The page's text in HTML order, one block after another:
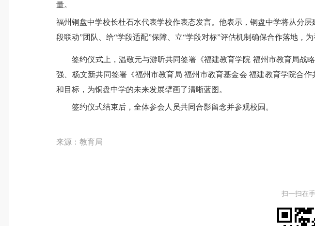
量。
福州铜盘中学校长杜石水代表学校作表态发言。他表示，铜盘中学将从分
段联动”团队、给“学段适配”保障、立“学段对标”评估机制确保合作落地，
签约仪式上，温敬元与游昕共同签署《福建教育学院 福州市教育局战
强、 杨文新共同签署《福州市教育局 福州市教育基金会 福建教育学院合
和目标，为铜盘中学的未来发展擘画了清晰蓝图。
签约仪式结束后，全体参会人员共同合影留念并参观校园。
来源：教育局
扫一扫在